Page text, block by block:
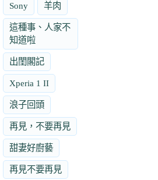
Sony 羊肉
這種事、人家不
知道啦
出閨閣記
Xperia 1 II
浪子回頭
再見，不要再見
甜妻好廚藝
再見不要再見